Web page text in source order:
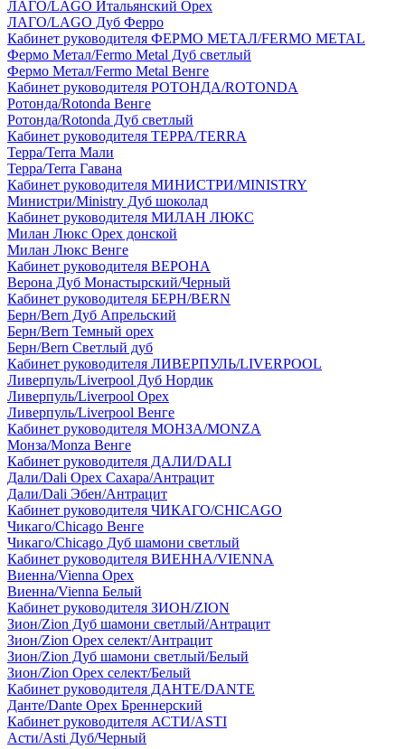
ЛАГО/LAGO Итальянский Орех
ЛАГО/LAGO Дуб Ферро
Кабинет руководителя ФЕРМО МЕТАЛ/FERMO METAL
Фермо Метал/Fermo Metal Дуб светлый
Фермо Метал/Fermo Metal Венге
Кабинет руководителя РОТОНДА/ROTONDA
Ротонда/Rotonda Венге
Ротонда/Rotonda Дуб светлый
Кабинет руководителя ТЕРРА/TERRA
Терра/Terra Мали
Терра/Terra Гавана
Кабинет руководителя МИНИСТРИ/MINISTRY
Министри/Ministry Дуб шоколад
Кабинет руководителя МИЛАН ЛЮКС
Милан Люкс Орех донской
Милан Люкс Венге
Кабинет руководителя ВЕРОНА
Верона Дуб Монастырский/Черный
Кабинет руководителя БЕРН/BERN
Берн/Bern Дуб Апрельский
Берн/Bern Темный орех
Берн/Bern Светлый дуб
Кабинет руководителя ЛИВЕРПУЛЬ/LIVERPOOL
Ливерпуль/Liverpool Дуб Нордик
Ливерпуль/Liverpool Орех
Ливерпуль/Liverpool Венге
Кабинет руководителя МОНЗА/MONZA
Монза/Monza Венге
Кабинет руководителя ДАЛИ/DALI
Дали/Dali Орех Cахара/Антрацит
Дали/Dali Эбен/Антрацит
Кабинет руководителя ЧИКАГО/CHICAGO
Чикаго/Chicago Венге
Чикаго/Chicago Дуб шамони светлый
Кабинет руководителя ВИЕННА/VIENNA
Виенна/Vienna Орех
Виенна/Vienna Белый
Кабинет руководителя ЗИОН/ZION
Зион/Zion Дуб шамони светлый/Антрацит
Зион/Zion Орех селект/Антрацит
Зион/Zion Дуб шамони светлый/Белый
Зион/Zion Орех селект/Белый
Кабинет руководителя ДАНТЕ/DANTE
Данте/Dante Орех Бреннерский
Кабинет руководителя АСТИ/ASTI
Асти/Asti Дуб/Черный